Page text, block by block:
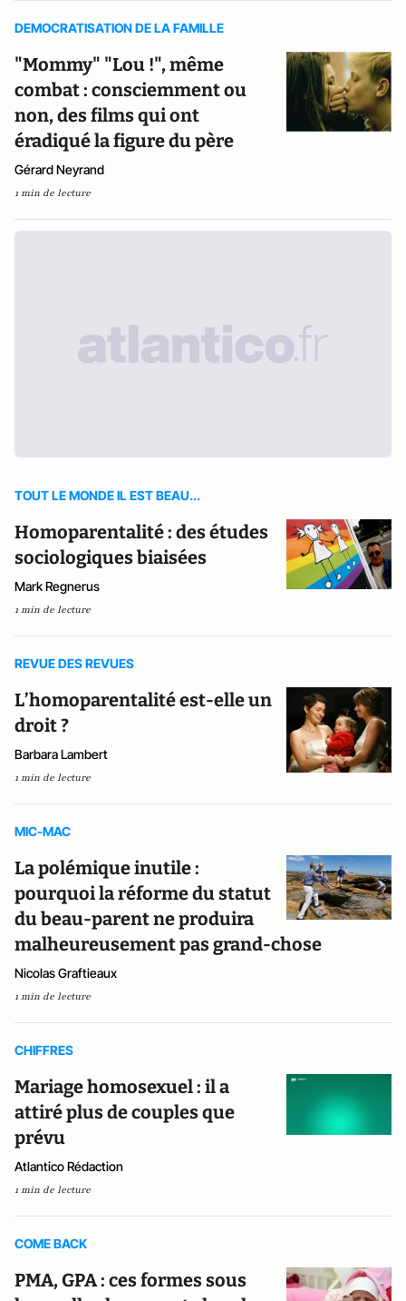
DEMOCRATISATION DE LA FAMILLE
"Mommy" "Lou !", même
combat : consciemment ou
non, des films qui ont
éradiqué la figure du père
Gérard Neyrand
1 min de lecture
TOUT LE MONDE IL EST BEAU...
Homoparentalité : des études
sociologiques biaisées
Mark Regnerus
1 min de lecture
REVUE DES REVUES
L’homoparentalité est-elle un
droit ?
Barbara Lambert
1 min de lecture
MIC-MAC
La polémique inutile :
pourquoi la réforme du statut
du beau-parent ne produira
malheureusement pas grand-chose
Nicolas Graftieaux
1 min de lecture
CHIFFRES
Mariage homosexuel : il a
attiré plus de couples que
prévu
Atlantico Rédaction
1 min de lecture
COME BACK
PMA, GPA : ces formes sous